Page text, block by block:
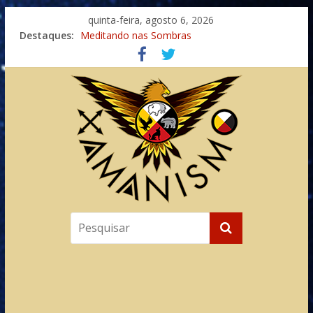
quinta-feira, agosto 6, 2026
Destaques: Meditando nas Sombras
Autosuficiência: A Jornada do Espírito Ancestral
Xamanismo Universal
Totens – Caminho Espiritual – Crescimento
Imaginação na Cura